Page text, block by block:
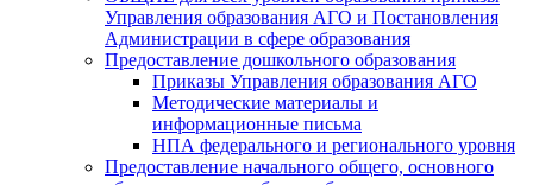
Управления образования АГО и Постановления
Администрации в сфере образования
Предоставление дошкольного образования
Приказы Управления образования АГО
Методические материалы и
информационные письма
НПА федерального и регионального уровня
Предоставление начального общего, основного